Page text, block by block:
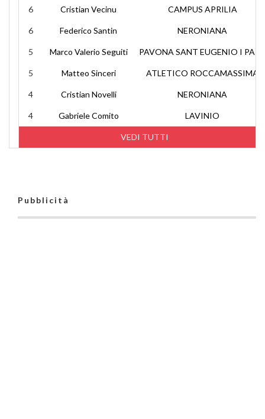
VEDI TUTTI
6 Cristian Vecinu CAMPUS APRILIA
6 Federico Santin NERONIANA
5 Marco Valerio Seguiti PAVONA SANT EUGENIO I PAPA
5 Matteo Sinceri ATLETICO ROCCAMASSIMA
4 Cristian Novelli NERONIANA
4 Gabriele Comito LAVINIO
Pubblicità